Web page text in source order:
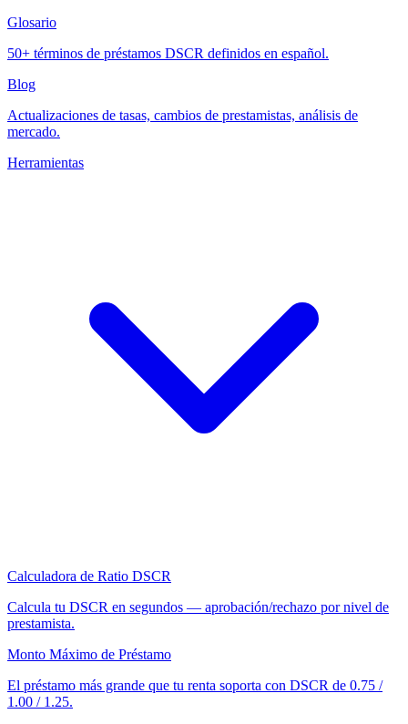
Glosario
50+ términos de préstamos DSCR definidos en español.
Blog
Actualizaciones de tasas, cambios de prestamistas, análisis de
mercado.
Herramientas
Calculadora de Ratio DSCR
Calcula tu DSCR en segundos — aprobación/rechazo por nivel de
prestamista.
Monto Máximo de Préstamo
El préstamo más grande que tu renta soporta con DSCR de 0.75 /
1.00 / 1.25.